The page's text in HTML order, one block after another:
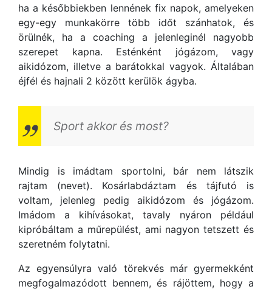
ha a későbbiekben lennének fix napok, amelyeken
egy-egy munkakörre több időt szánhatok, és
örülnék, ha a coaching a jelenleginél nagyobb
szerepet kapna. Esténként jógázom, vagy
aikidózom, illetve a barátokkal vagyok. Általában
éjfél és hajnali 2 között kerülök ágyba.
Sport akkor és most?
Mindig is imádtam sportolni, bár nem látszik
rajtam (nevet). Kosárlabdáztam és tájfutó is
voltam, jelenleg pedig aikidózom és jógázom.
Imádom a kihívásokat, tavaly nyáron például
kipróbáltam a műrepülést, ami nagyon tetszett és
szeretném folytatni.
Az egyensúlyra való törekvés már gyermekként
megfogalmazódott bennem, és rájöttem, hogy a